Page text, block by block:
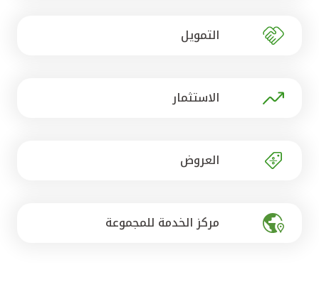
مصر
التمويل
الاستثمار
العروض
مركز الخدمة للمجموعة